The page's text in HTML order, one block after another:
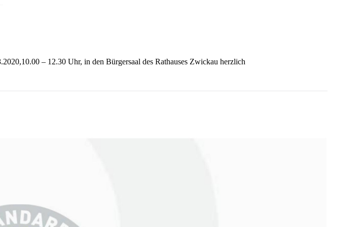
– 12.30 Uhr, in den Bürgersaal des Rathauses Zwickau herzlich